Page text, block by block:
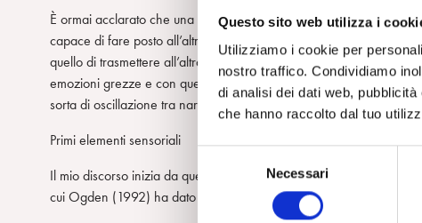
Questo sito web utilizza i
Utilizziamo i cookie per
nostro traffico. Condividiamo
di analisi dei dati web,
che hanno raccolto dal tuo
e
Necessari
È ormai acclarato che una mente per crescere necessita di
capace di fare posto all’altro, di elaborazione della emotività in
quello di trasmettere all’altra mente, quei tools for thinking, che in
emozioni grezze e con quelle dell’altro rendendo la propria mente
sorta di oscillazione tra narcisismo e socialismo, tra soggetto e
Primi elementi sensoriali
Il mio discorso inizia da quello spazio/tempo nel quale è
cui Ogden (1992) ha dato il nome di modalità contiguo-autistica.